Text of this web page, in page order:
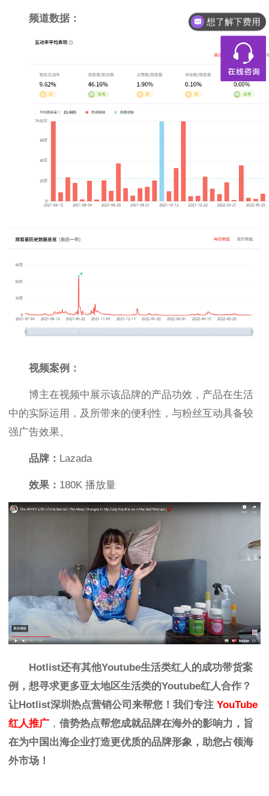
频道数据：
视频案例：
博主在视频中展示该品牌的产品功效，产品在生活
中的实际运用，及所带来的便利性，与粉丝互动具备较
强广告效果。
品牌： Lazada
效果： 180K 播放量
Hotlist还有其他Youtube生活类红人的成功带货案
例，想寻求更多亚太地区生活类的Youtube红人合作？
让Hotlist深圳热点营销公司来帮您！我们专注 YouTube
红人推广 ， 借势热点帮您成就品牌在海外的影响力，旨
在为中国出海企业打造更优质的品牌形象，助您占领海
外市场！
想了解下费用